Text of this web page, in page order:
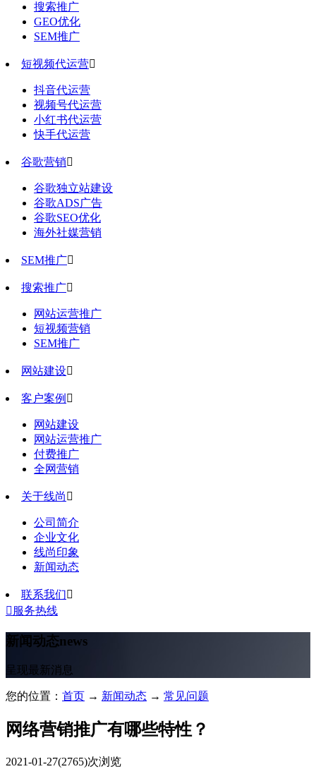
搜索推广
GEO优化
SEM推广
短视频代运营
抖音代运营
视频号代运营
小红书代运营
快手代运营
谷歌营销
谷歌独立站建设
谷歌ADS广告
谷歌SEO优化
海外社媒营销
SEM推广
搜索推广
网站运营推广
短视频营销
SEM推广
网站建设
客户案例 
网站建设
网站运营推广
付费推广
全网营销
关于线尚 
公司简介
企业文化
线尚印象
新闻动态
联系我们
 服务热线
新闻动态news
呈现最新消息
您的位置： 首页 → 新闻动态 → 常见问题
网络营销推广有哪些特性？
2021-01-27(2765)次浏览